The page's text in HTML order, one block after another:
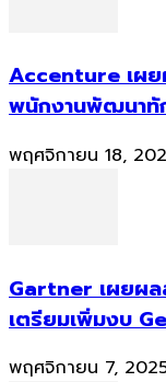
Accenture เผย
พนักงานพัฒนาทั
พฤศจิกายน 18,
Gartner เผยผล
เตรียมเพิ่มงบ
พฤศจิกายน 7,